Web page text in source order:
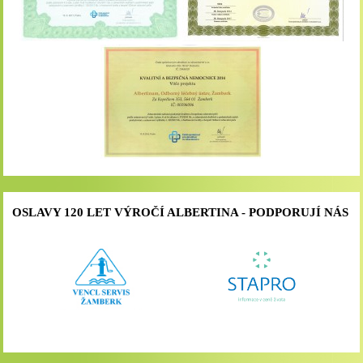
OSLAVY 120 LET VÝROČÍ ALBERTINA - PODPORUJÍ NÁS